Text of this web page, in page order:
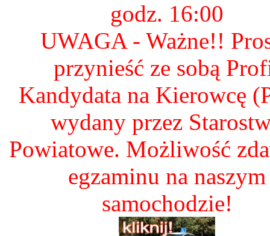
godz. 16:00
UWAGA - Ważne!!
przynieść ze sobą
Kandydata na Kierowcę
wydany przez
Powiatowe. Możliwość
egzaminu na naszym
samochodzie!